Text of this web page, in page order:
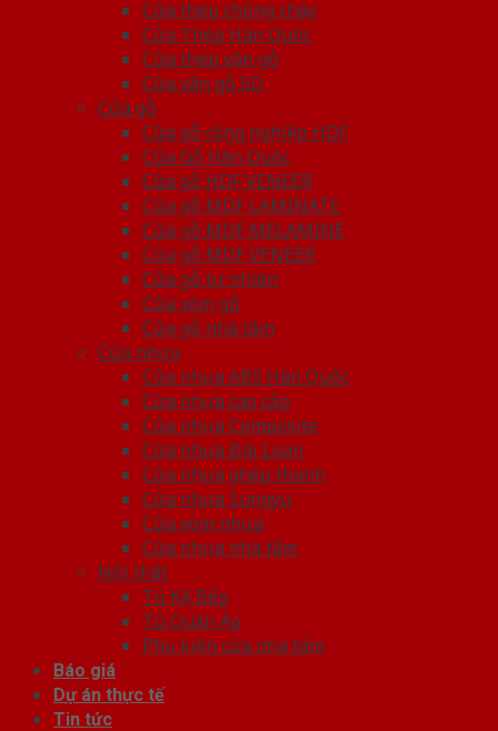
Cửa thép chống cháy
Cửa Thép Hàn Quốc
Cửa thép vân gỗ
Cửa vân gỗ 5D
Cửa gỗ
Cửa gỗ công nghiệp HDF
Cửa Gỗ Hàn Quốc
Cửa gỗ HDF VENEER
Cửa gỗ MDF LAMINATE
Cửa gỗ MDF MELAMINE
Cửa gỗ MDF VENEER
Cửa gỗ tự nhiên
Cửa vòm gỗ
Cửa gỗ nhà tắm
Cửa nhựa
Cửa nhựa ABS Hàn Quốc
Cửa nhựa cao cấp
Cửa nhựa Composite
Cửa nhựa Đài Loan
Cửa nhựa ghép thanh
Cửa nhựa Sungyu
Cửa vòm nhựa
Cửa nhựa nhà tắm
Nội thất
Tủ Kệ Bếp
Tủ Quần Áo
Phụ kiện cửa nhà tắm
Báo giá
Dự án thực tế
Tin tức